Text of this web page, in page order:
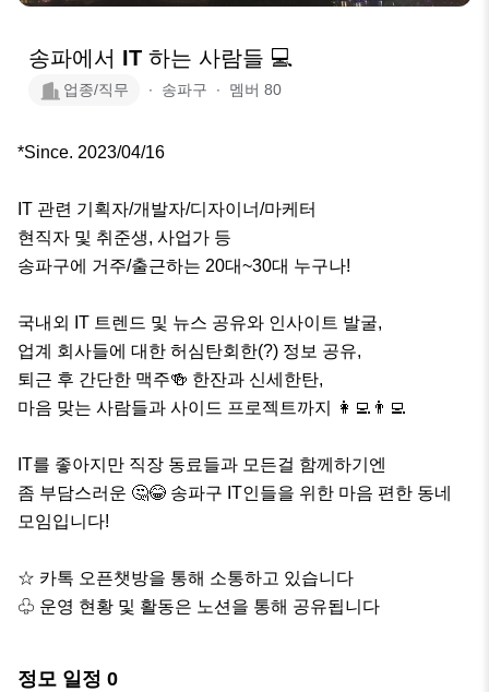
송파에서 IT 하는 사람들 💻
업종/직무 ∙ 송파구 ∙ 멤버 80
*Since. 2023/04/16
IT 관련 기획자/개발자/디자이너/마케터
현직자 및 취준생, 사업가 등
송파구에 거주/출근하는 20대~30대 누구나!
국내외 IT 트렌드 및 뉴스 공유와 인사이트 발굴,
업계 회사들에 대한 허심탄회한(?) 정보 공유,
퇴근 후 간단한 맥주🍻 한잔과 신세한탄,
마음 맞는 사람들과 사이드 프로젝트까지 👩‍💻👨‍💻
IT를 좋아지만 직장 동료들과 모든걸 함께하기엔
좀 부담스러운 🤔😂 송파구 IT인들을 위한 마음 편한 동네
모임입니다!
☆ 카톡 오픈챗방을 통해 소통하고 있습니다
♧ 운영 현황 및 활동은 노션을 통해 공유됩니다
정모 일정 0